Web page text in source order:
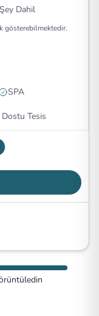
Dahil
gösterebilmektedir.
SPA
Dostu Tesis